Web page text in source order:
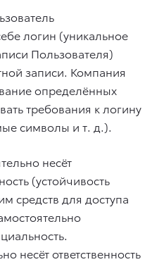
логин (уникальное
Пользователя)
записи. Компания
определённых
требования к логину
символы и т. д.).
несёт
(устойчивость
средств для доступа
несёт ответственность